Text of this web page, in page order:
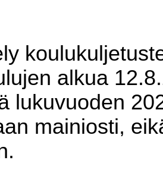
alkua
lukuvuoden
mainiosti,